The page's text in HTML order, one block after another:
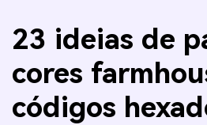
23 ideias de
cores
códigos